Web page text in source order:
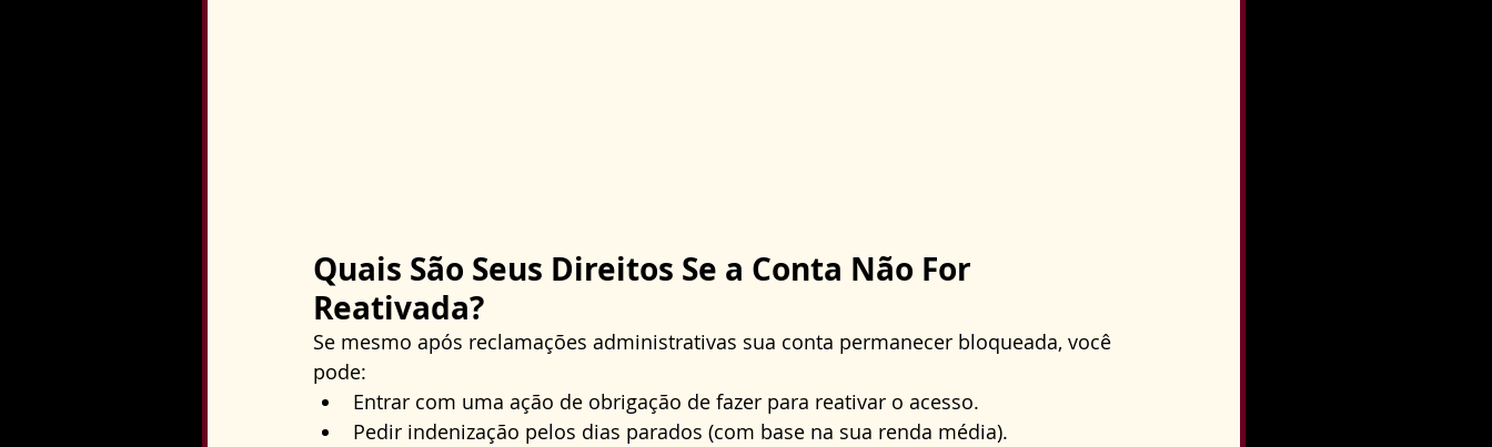
Quais São Seus Direitos Se a Conta Não For
Reativada?
Se mesmo após reclamações administrativas sua conta permanecer bloqueada, você
pode:
Entrar com uma ação de obrigação de fazer para reativar o acesso.
Pedir indenização pelos dias parados (com base na sua renda média).